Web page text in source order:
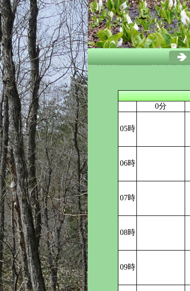
0分
05時
06時
07時
08時
09時